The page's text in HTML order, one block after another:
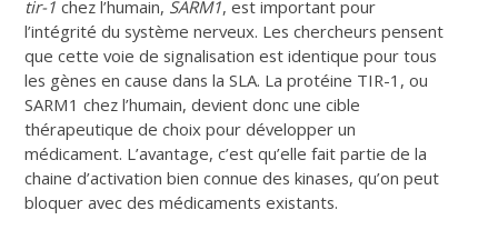
tir-1 chez l’humain, SARM1, est important pour
l’intégrité du système nerveux. Les chercheurs pensent
que cette voie de signalisation est identique pour tous
les gènes en cause dans la SLA. La protéine TIR-1, ou
SARM1 chez l’humain, devient donc une cible
thérapeutique de choix pour développer un
médicament. L’avantage, c’est qu’elle fait partie de la
chaine d’activation bien connue des kinases, qu’on peut
bloquer avec des médicaments existants.